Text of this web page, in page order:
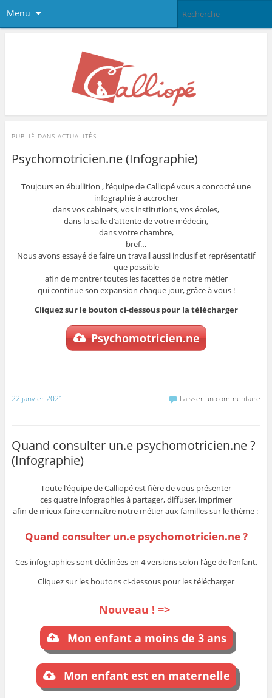
Menu
PUBLIÉ DANS ACTUALITÉS
Psychomotricien.ne (Infographie)
Toujours en ébullition , l’équipe de Calliopé vous a concocté une
infographie à accrocher
dans vos cabinets, vos institutions, vos écoles,
dans la salle d’attente de votre médecin,
dans votre chambre,
bref…
Nous avons essayé de faire un travail aussi inclusif et représentatif
que possible
afin de montrer toutes les facettes de notre métier
qui continue son expansion chaque jour, grâce à vous !
Cliquez sur le bouton ci-dessous pour la télécharger
Psychomotricien.ne
22 janvier 2021 Laisser un commentaire
Quand consulter un.e psychomotricien.ne ?
(Infographie)
Toute l’équipe de Calliopé est fière de vous présenter
ces quatre infographies à partager, diffuser, imprimer
afin de mieux faire connaître notre métier aux familles sur le thème :
Quand consulter un.e psychomotricien.ne ?
Ces infographies sont déclinées en 4 versions selon l’âge de l’enfant.
Cliquez sur les boutons ci-dessous pour les télécharger
Nouveau ! =>
Mon enfant a moins de 3 ans
Mon enfant est en maternelle